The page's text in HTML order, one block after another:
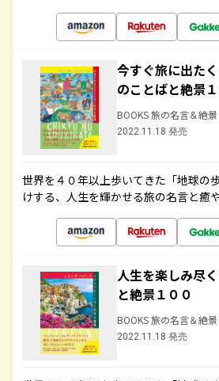
今すぐ旅に出た
のことばと絶景
BOOKS 旅の名言＆絶景
2022.11.18 発売
世界を４０年以上歩いてきた「地球の
けする、人生を輝かせる旅の名言と癒
人生を楽しみ尽
と絶景１００
BOOKS 旅の名言＆絶景
2022.11.18 発売